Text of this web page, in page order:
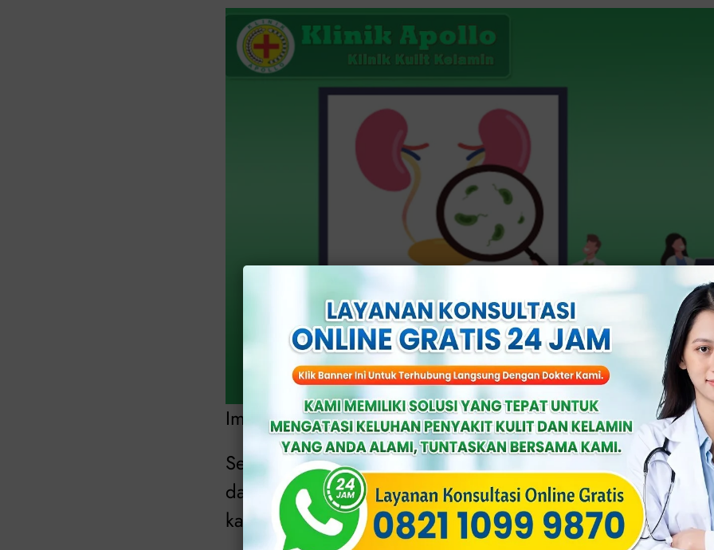
Img: klinikapollojakarta.com
Sejumlah besar bakteri hidup di area sekitar vagina dan di
dan juga di kulit. Bakteri dapat masuk ke urine dari uretra
kandung kemih.